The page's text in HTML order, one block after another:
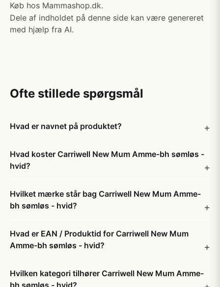
Køb hos Mammashop.dk.
Dele af indholdet på denne side kan være genereret
med hjælp fra AI.
Ofte stillede spørgsmål
Hvad er navnet på produktet?
Hvad koster Carriwell New Mum Amme-bh sømløs -
hvid?
Hvilket mærke står bag Carriwell New Mum Amme-
bh sømløs - hvid?
Hvad er EAN / Produktid for Carriwell New Mum
Amme-bh sømløs - hvid?
Hvilken kategori tilhører Carriwell New Mum Amme-
bh sømløs - hvid?